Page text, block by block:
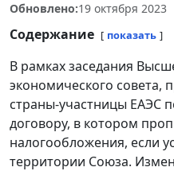
Обновлено:19 октября 2023
Содержание показать
В рамках заседания
экономического совета,
страны-участницы ЕАЭС
договору, в котором
налогообложения, если
территории Союза.